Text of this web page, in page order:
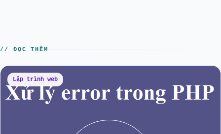
// ĐỌC THÊM
Lập trình web